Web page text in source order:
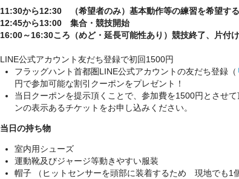
11:30から12:30 （希望者のみ）基本動作等の練習を希望す
12:45から13:00 集合・競技開始
16:00～16:30ころ（めど・延長可能性あり）競技終了、片付け
LINE公式アカウント友だち登録で初回1500円
フラッグハント首都圏LINE公式アカウントの友だち登録（
円で参加可能な割引クーポンをプレゼント！
当日クーポンを提示頂くことで、参加費を1500円とさせ
ンの表示あるチケットをお申し込みください。
当日の持ち物
室内用シューズ
運動靴及びジャージ等動きやすい服装
帽子 （ヒットセンサーを頭部に装着するため 現地でも1